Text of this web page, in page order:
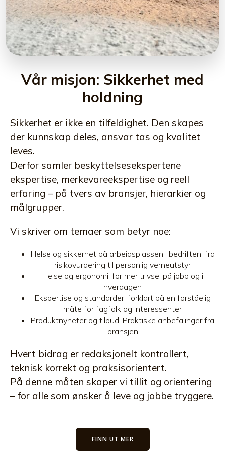
Vår misjon: Sikkerhet med
holdning
Sikkerhet er ikke en tilfeldighet. Den skapes
der kunnskap deles, ansvar tas og kvalitet
leves.
Derfor samler beskyttelsesekspertene
ekspertise, merkevareekspertise og reell
erfaring – på tvers av bransjer, hierarkier og
målgrupper.
Vi skriver om temaer som betyr noe:
Helse og sikkerhet på arbeidsplassen i bedriften: fra
risikovurdering til personlig verneutstyr
Helse og ergonomi: for mer trivsel på jobb og i
hverdagen
Ekspertise og standarder: forklart på en forståelig
måte for fagfolk og interessenter
Produktnyheter og tilbud: Praktiske anbefalinger fra
bransjen
Hvert bidrag er redaksjonelt kontrollert,
teknisk korrekt og praksisorientert.
På denne måten skaper vi tillit og orientering
– for alle som ønsker å leve og jobbe tryggere.
FINN UT MER